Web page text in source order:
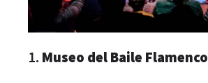
1. Museo del Baile Flamenco